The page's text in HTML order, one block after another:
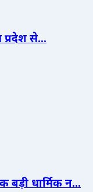
प्रदेश से...
धार्मिक न...